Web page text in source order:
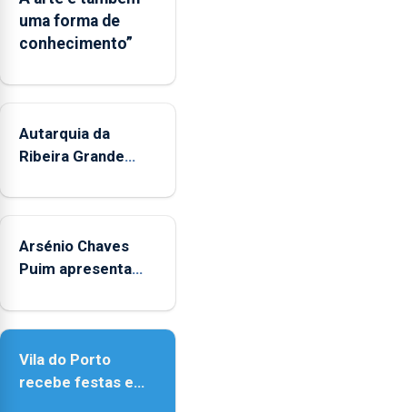
Museus
aos
durante
mês
de
entre
14h00
e
18h00.
uma forma de
conhecimento”
Autarquia da
Ribeira Grande
"Museus no Verão"
Arsénio Chaves
Puim apresenta
de Vila do Porto
Vila do Porto
recebe festas em